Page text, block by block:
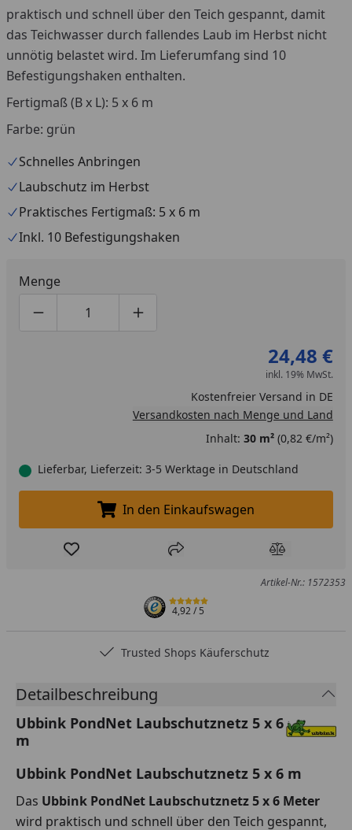
praktisch und schnell über den Teich gespannt, damit
das Teichwasser durch fallendes Laub im Herbst nicht
unnötig belastet wird. Im Lieferumfang sind 10
Befestigungshaken enthalten.
Fertigmaß (B x L): 5 x 6 m
Farbe: grün
Schnelles Anbringen
Laubschutz im Herbst
Praktisches Fertigmaß: 5 x 6 m
Inkl. 10 Befestigungshaken
Menge
Produktmenge um eins verringern
Produktmenge manuell eingeben
Produktmenge um eins erhöhen
24,48 €
inkl. 19% MwSt.
Kostenfreier Versand in DE
Versandkosten nach Menge und Land
Inhalt: 30 m²(0,82 €/m²)
Lieferbar, Lieferzeit: 3-5 Werktage in Deutschland
In den Einkaufswagen legen
In den Einkaufswagen
Produkt zur Wunschliste hinzufügen
Teilen Produkt
Artikel-Nr.: 1572353
4,92/ 5
Trusted Shops Käuferschutz
Detailbeschreibung
Ubbink PondNet Laubschutznetz 5 x 6
m
Ubbink PondNet Laubschutznetz 5 x 6 m
Das Ubbink PondNet Laubschutznetz 5 x 6 Meter
wird praktisch und schnell über den Teich gespannt,